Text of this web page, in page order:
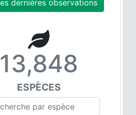
dernières observations
13,848
ESPÈCES